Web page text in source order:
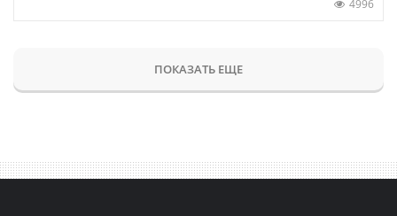
4996
ПОКАЗАТЬ ЕЩЕ